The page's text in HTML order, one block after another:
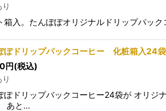
箱入。たんぽぽオリジナルドリップパッ
ぽドリップパックコーヒー 化粧箱入24袋
円(税込)
ぽドリップバックコーヒー24袋が オリジ
あと…